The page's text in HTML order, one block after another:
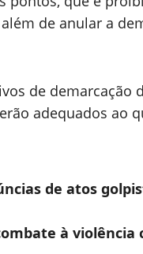
de anular a
de demarcação
adequados ao
de atos
à